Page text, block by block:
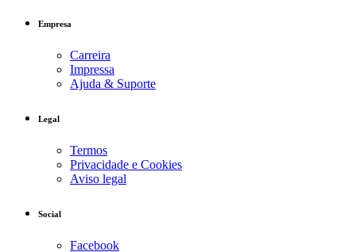
Empresa
Carreira
Impressa
Ajuda & Suporte
Legal
Termos
Privacidade e Cookies
Aviso legal
Social
Facebook